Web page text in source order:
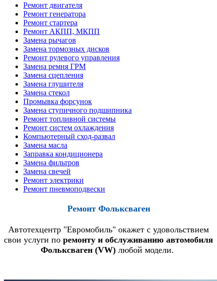
Ремонт двигателя
Ремонт генератора
Ремонт стартера
Ремонт АКПП, МКПП
Замена рычагов
Замена тормозных дисков
Ремонт рулевого управления
Замена ремня ГРМ
Замена сцепления
Замена глушителя
Замена стекол
Промывка форсунок
Замена ступичного подшипника
Ремонт топливной системы
Ремонт систем охлаждения
Компьютерный сход-развал
Замена масла
Заправка кондиционера
Замена фильтров
Замена свечей
Ремонт электрики
Ремонт пневмоподвески
Ремонт Фольксваген
Автотехцентр "Евромобиль" окажет с удовольствием
свои услуги по ремонту и обслуживанию автомобиля
Фольксваген (VW) любой модели.